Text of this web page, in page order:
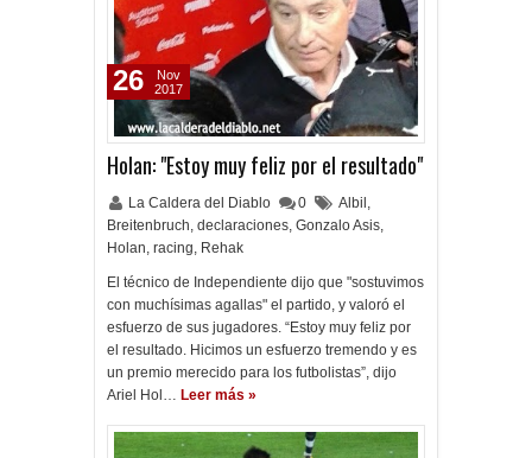
Holan: "Estoy muy feliz por el resultado"
La Caldera del Diablo 0 Albil ,
Breitenbruch, declaraciones, Gonzalo Asis,
Holan, racing, Rehak
El técnico de Independiente dijo que "sostuvimos
con muchísimas agallas" el partido, y valoró el
esfuerzo de sus jugadores. “Estoy muy feliz por
el resultado. Hicimos un esfuerzo tremendo y es
un premio merecido para los futbolistas”, dijo
Ariel Hol… Leer más »
26
Nov
2017